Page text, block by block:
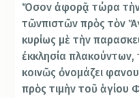
Ὅσον ἀφορᾷ τώρα τὴν
τῶνπιστῶν πρὸς τὸν
κυρίως μὲ τὴν
ἐκκλησία
κοινῶς ὀνομάζει
πρὸς τιμὴν τοῦ ἁγίου